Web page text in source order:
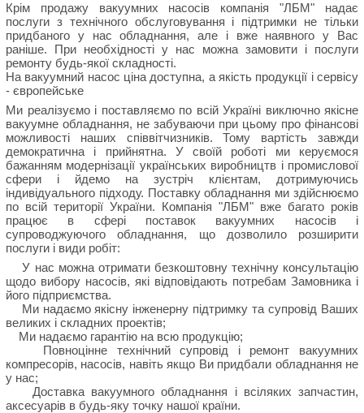
Крім продажу вакуумних насосів компанія "ЛБМ" надає
послуги з технічного обслуговування і підтримки не тільки
придбаного у нас обладнання, але і вже наявного у Вас
раніше. При необхідності у нас можна замовити і послуги
ремонту будь-якої складності.
На вакуумний насос ціна доступна, а якість продукції і сервісу
- європейське
Ми реалізуємо і поставляємо по всій Україні виключно якісне
вакуумне обладнання, не забуваючи при цьому про фінансові
можливості наших співвітчизників. Тому вартість завжди
демократична і прийнятна. У своїй роботі ми керуємося
бажанням модернізації українських виробництв і промислової
сфери і йдемо на зустріч клієнтам, дотримуючись
індивідуального підходу. Поставку обладнання ми здійснюємо
по всій території України. Компанія "ЛБМ" вже багато років
працює в сфері поставок вакуумних насосів і
супроводжуючого обладнання, що дозволило розширити
послуги і види робіт:
У нас можна отримати безкоштовну технічну консультацію
щодо вибору насосів, які відповідають потребам Замовника і
його підприємства.
Ми надаємо якісну інженерну підтримку та супровід Ваших
великих і складних проектів;
Ми надаємо гарантію на всю продукцію;
Повноцінне технічний супровід і ремонт вакуумних
компресорів, насосів, навіть якщо Ви придбали обладнання не
у нас;
Доставка вакуумного обладнання і всіляких запчастин,
аксесуарів в будь-яку точку нашої країни.